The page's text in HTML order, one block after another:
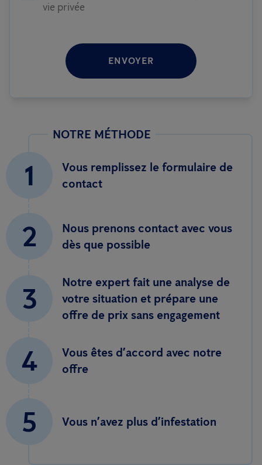
vie privée
ENVOYER
NOTRE MÉTHODE
1
Vous remplissez le formulaire de
contact
2
Nous prenons contact avec vous
dès que possible
3
Notre expert fait une analyse de
votre situation et prépare une
offre de prix sans engagement
4
Vous êtes d’accord avec notre
offre
5 Vous n’avez plus d’infestation